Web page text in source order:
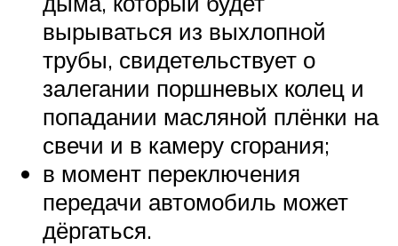
вырываться из выхлопной
трубы, свидетельствует о
залегании поршневых колец и
попадании масляной плёнки на
свечи и в камеру сгорания;
в момент переключения
передачи автомобиль может
дёргаться.